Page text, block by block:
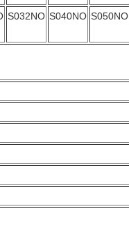
S032NO S040NO S050NO